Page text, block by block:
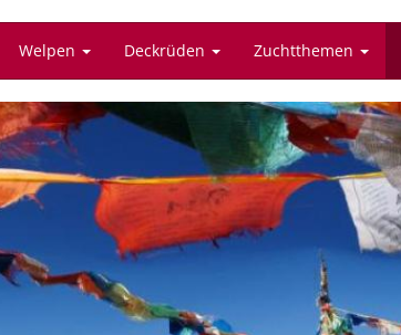
Welpen Deckrüden Zuchtthemen